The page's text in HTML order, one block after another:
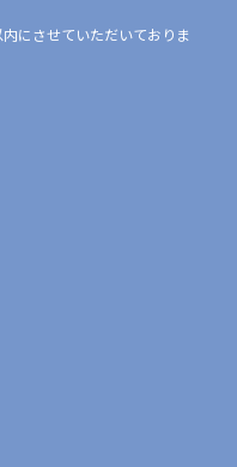
にさせていただいておりま